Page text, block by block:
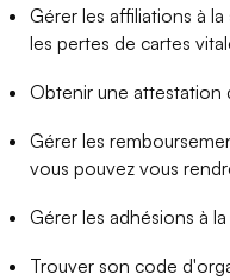
Gérer les affiliations à
les pertes de cartes
Obtenir une attestation
Gérer les
vous pouvez vous
Gérer les adhésions à
Trouver son code